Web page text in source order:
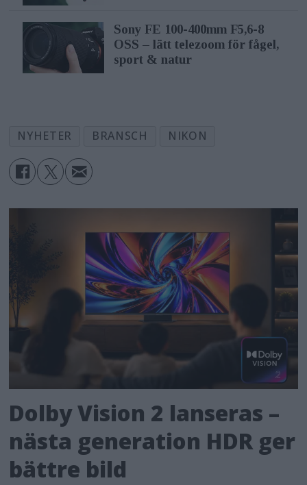
Sony FE 100-400mm F5,6-8
OSS – lätt telezoom för fågel,
sport & natur
NYHETER BRANSCH NIKON
Dolby Vision 2 lanseras –
nästa generation HDR ger
bättre bild